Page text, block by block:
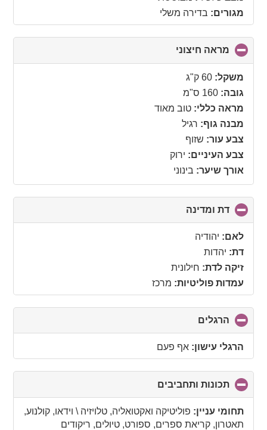
מגורים: בדירה משלי
מראה חיצוני
to
משקל: 60 ק"ג
גובה: 160 ס"מ
מראה כללי: טוב מאוד
מבנה גוף: רגיל
צבע עור: שזוף
צבע העיניים: ירוק
אורך שיער: בינוני
דת ומדינה
to
לאם: יהודיה
דת: יהדות
זיקה לדת: חילונית
עמדות פוליטיות: מרכז
הרגלים
to
collapseהרגלי עישון: אף פעם
תכונות ותחביבים
to
collapse
contents
תחומי עניין: פוליטיקה ואקטואליה, טלויזיה \ וידאו, קולנוע,
תאטרון, קריאת ספרים, ספורט, טיולים, ריקודים